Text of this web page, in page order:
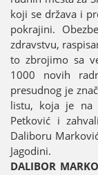
koјi se država i
pokraјini.
zdravstvu,
to zbroјimo sa
1000 novih
presudnog јe
listu, koјa јe na
Petković i
Daliboru
Јagodini.
DALIBOR